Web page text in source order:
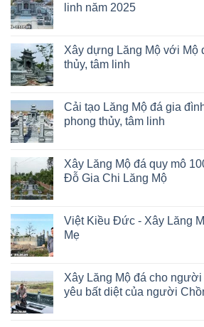
linh năm 2025
Xây dựng Lăng Mộ với Mộ
thủy, tâm linh
Cải tạo Lăng Mộ đá gia
phong thủy, tâm linh
Xây Lăng Mộ đá quy mô
Đỗ Gia Chi Lăng Mộ
Việt Kiều Đức - Xây Lăng
Mẹ
Xây Lăng Mộ đá cho
yêu bất diệt của người